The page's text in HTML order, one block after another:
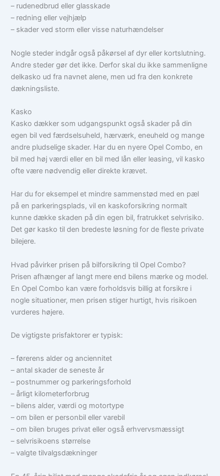
– rudenedbrud eller glasskade
– redning eller vejhjælp
– skader ved storm eller visse naturhændelser
Nogle steder indgår også påkørsel af dyr eller kortslutning.
Andre steder gør det ikke. Derfor skal du ikke sammenligne
delkasko ud fra navnet alene, men ud fra den konkrete
dækningsliste.
Kasko
Kasko dækker som udgangspunkt også skader på din
egen bil ved færdselsuheld, hærværk, eneuheld og mange
andre pludselige skader. Har du en nyere Opel Combo, en
bil med høj værdi eller en bil med lån eller leasing, vil kasko
ofte være nødvendig eller direkte krævet.
Har du for eksempel et mindre sammenstød med en pæl
på en parkeringsplads, vil en kaskoforsikring normalt
kunne dække skaden på din egen bil, fratrukket selvrisiko.
Det gør kasko til den bredeste løsning for de fleste private
bilejere.
Hvad påvirker prisen på bilforsikring til Opel Combo?
Prisen afhænger af langt mere end bilens mærke og model.
En Opel Combo kan være forholdsvis billig at forsikre i
nogle situationer, men prisen stiger hurtigt, hvis risikoen
vurderes højere.
De vigtigste prisfaktorer er typisk:
– førerens alder og anciennitet
– antal skader de seneste år
– postnummer og parkeringsforhold
– årligt kilometerforbrug
– bilens alder, værdi og motortype
– om bilen er personbil eller varebil
– om bilen bruges privat eller også erhvervsmæssigt
– selvrisikoens størrelse
– valgte tilvalgsdækninger